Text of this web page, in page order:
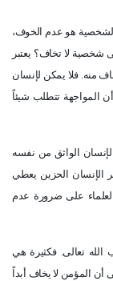
هو عدم الخوف،
شخصية لا تخاف؟ يعتبر
منه. فلا يمكن لإنسان
المواجهة تتطلب شيئاً
الواثق من نفسه
الإنسان الحزين يعطي
على ضرورة عدم
الله تعالى. فكثيرة هي
أن المؤمن لا يخاف أبداً